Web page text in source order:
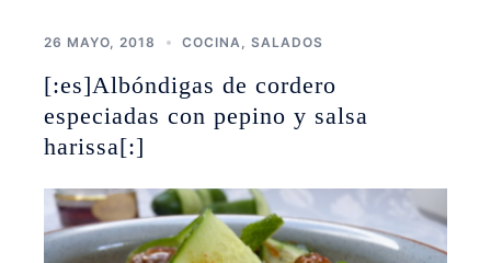
26 MAYO, 2018 COCINA SALADOS
[:es]Albóndigas de cordero
especiadas con pepino y salsa
harissa[:]